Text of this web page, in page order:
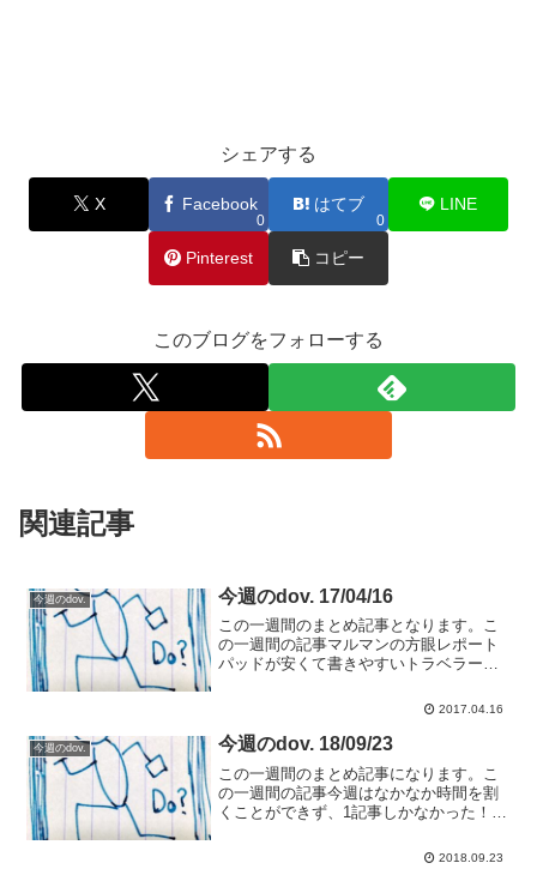
シェアする
X Facebook
0
はてブ
0
LINE
Pinterest コピー
このブログをフォローする
関連記事
今週のdov. 今週のdov. 17/04/16
この一週間のまとめ記事となります。こ
の一週間の記事マルマンの方眼レポート
パッドが安くて書きやすいトラベラーズ
メディアは心配！ デジタル写真はクラ
ト・散歩ノートのつくり...
2017.04.16
今週のdov. 今週のdov. 18/09/23
この一週間のまとめ記事になります。こ
の一週間の記事今週はなかなか時間を割
くことができず、1記事しかなかった！会
るメリット今週読んだ本今週は読み終わ
2018.09.23